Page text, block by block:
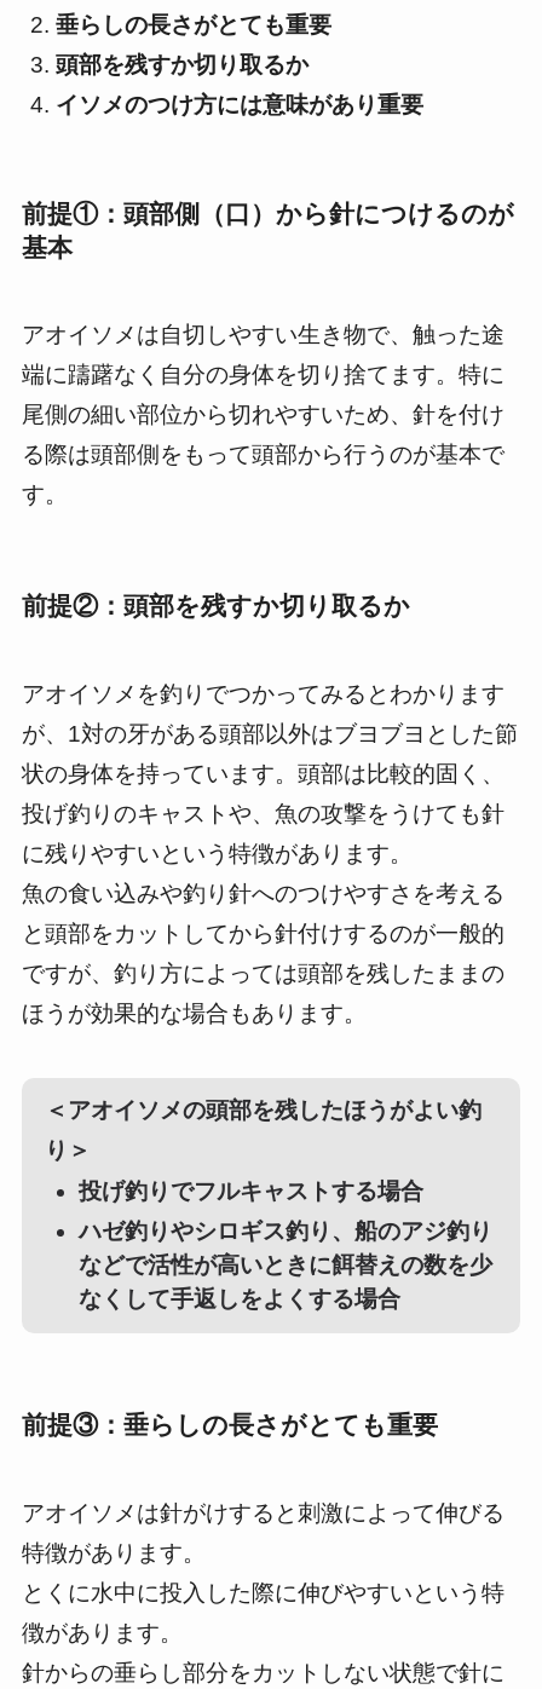
垂らしの長さがとても重要
頭部を残すか切り取るか
イソメのつけ方には意味があり重要
前提①：頭部側（口）から針につけるのが
基本
アオイソメは自切しやすい生き物で、触った途
端に躊躇なく自分の身体を切り捨てます。特に
尾側の細い部位から切れやすいため、針を付け
る際は頭部側をもって頭部から行うのが基本で
す。
前提②：頭部を残すか切り取るか
アオイソメを釣りでつかってみるとわかります
が、1対の牙がある頭部以外はブヨブヨとした節
状の身体を持っています。頭部は比較的固く、
投げ釣りのキャストや、魚の攻撃をうけても針
に残りやすいという特徴があります。
魚の食い込みや釣り針へのつけやすさを考える
と頭部をカットしてから針付けするのが一般的
ですが、釣り方によっては頭部を残したままの
ほうが効果的な場合もあります。
＜アオイソメの頭部を残したほうがよい釣
り＞
投げ釣りでフルキャストする場合
ハゼ釣りやシロギス釣り、船のアジ釣り
などで活性が高いときに餌替えの数を少
なくして手返しをよくする場合
前提③：垂らしの長さがとても重要
アオイソメは針がけすると刺激によって伸びる
特徴があります。
とくに水中に投入した際に伸びやすいという特
徴があります。
針からの垂らし部分をカットしない状態で針に